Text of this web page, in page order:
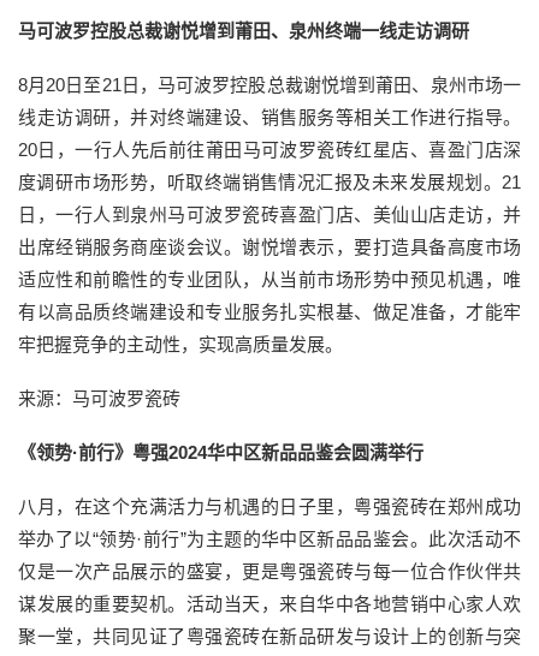
马可波罗控股总裁谢悦增到莆田、泉州终端一线走访调研
8月20日至21日，马可波罗控股总裁谢悦增到莆田、泉州市场一
线走访调研，并对终端建设、销售服务等相关工作进行指导。
20日，一行人先后前往莆田马可波罗瓷砖红星店、喜盈门店深
度调研市场形势，听取终端销售情况汇报及未来发展规划。21
日，一行人到泉州马可波罗瓷砖喜盈门店、美仙山店走访，并
出席经销服务商座谈会议。谢悦增表示，要打造具备高度市场
适应性和前瞻性的专业团队，从当前市场形势中预见机遇，唯
有以高品质终端建设和专业服务扎实根基、做足准备，才能牢
牢把握竞争的主动性，实现高质量发展。
来源：马可波罗瓷砖
《领势·前行》粤强2024华中区新品品鉴会圆满举行
八月，在这个充满活力与机遇的日子里，粤强瓷砖在郑州成功
举办了以“领势·前行”为主题的华中区新品品鉴会。此次活动不
仅是一次产品展示的盛宴，更是粤强瓷砖与每一位合作伙伴共
谋发展的重要契机。活动当天，来自华中各地营销中心家人欢
聚一堂，共同见证了粤强瓷砖在新品研发与设计上的创新与突